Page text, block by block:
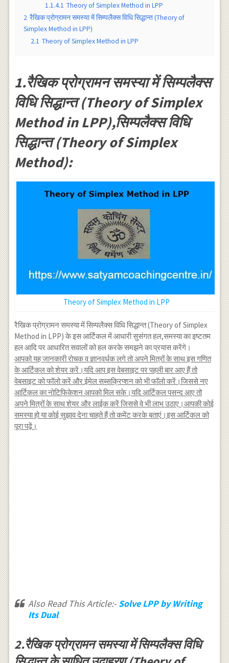
1.1.4.1 Theory of Simplex Method in LPP
2 रैखिक प्रोग्रामन समस्या में सिम्पलैक्स विधि सिद्धान्त (Theory of
Simplex Method in LPP)
2.1 Theory of Simplex Method in LPP
1.रैखिक प्रोग्रामन समस्या में सिम्पलैक्स
विधि सिद्धान्त (Theory of Simplex
Method in LPP),सिम्पलैक्स विधि
सिद्धान्त (Theory of Simplex
Method):
Theory of Simplex Method in LPP
रैखिक प्रोग्रामन समस्या में सिम्पलैक्स विधि सिद्धान्त (Theory of Simplex
Method in LPP) के इस आर्टिकल में आधारी सुसंगत हल,समस्या का इष्टतम
हल आदि पर आधारित सवालों को हल करके समझने का प्रयास करेंगे।
आपको यह जानकारी रोचक व ज्ञानवर्धक लगे तो अपने मित्रों के साथ इस गणित
के आर्टिकल को शेयर करें।यदि आप इस वेबसाइट पर पहली बार आए हैं तो
वेबसाइट को फॉलो करें और ईमेल सब्सक्रिप्शन को भी फॉलो करें।जिससे नए
आर्टिकल का नोटिफिकेशन आपको मिल सके।यदि आर्टिकल पसन्द आए तो
अपने मित्रों के साथ शेयर और लाईक करें जिससे वे भी लाभ उठाए।आपकी कोई
समस्या हो या कोई सुझाव देना चाहते हैं तो कमेंट करके बताएं।इस आर्टिकल को
पूरा पढ़ें।
Also Read This Article:- Solve LPP by Writing
Its Dual
2.रैखिक प्रोग्रामन समस्या में सिम्पलैक्स विधि